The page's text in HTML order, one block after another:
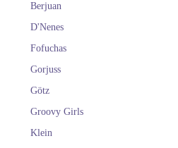
Berjuan
D'Nenes
Fofuchas
Gorjuss
Götz
Groovy Girls
Klein